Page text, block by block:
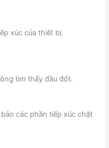
xúc của thiết bị.
tìm thấy đầu đốt.
các phần tiếp xúc chặt